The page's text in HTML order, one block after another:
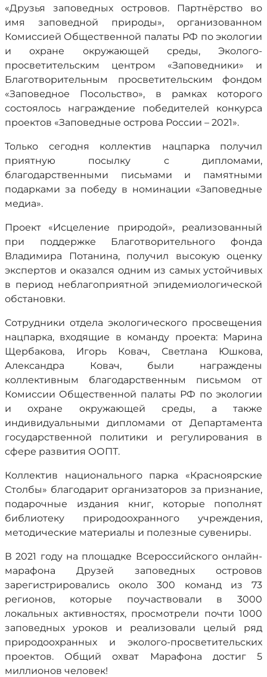
«Друзья заповедных островов. Партнёрство во
имя заповедной природы», организованном
Комиссией Общественной палаты РФ по экологии
и охране окружающей среды, Эколого-
просветительским центром «Заповедники» и
Благотворительным просветительским фондом
«Заповедное Посольство», в рамках которого
состоялось награждение победителей конкурса
проектов «Заповедные острова России – 2021».
Только сегодня коллектив нацпарка получил
приятную посылку с дипломами,
благодарственными письмами и памятными
подарками за победу в номинации «Заповедные
медиа».
Проект «Исцеление природой», реализованный
при поддержке Благотворительного фонда
Владимира Потанина, получил высокую оценку
экспертов и оказался одним из самых устойчивых
в период неблагоприятной эпидемиологической
обстановки.
Сотрудники отдела экологического просвещения
нацпарка, входящие в команду проекта: Марина
Щербакова, Игорь Ковач, Светлана Юшкова,
Александра Ковач, были награждены
коллективным благодарственным письмом от
Комиссии Общественной палаты РФ по экологии
и охране окружающей среды, а также
индивидуальными дипломами от Департамента
государственной политики и регулирования в
сфере развития ООПТ.
Коллектив национального парка «Красноярские
Столбы» благодарит организаторов за признание,
подарочные издания книг, которые пополнят
библиотеку природоохранного учреждения,
методические материалы и полезные сувениры.
В 2021 году на площадке Всероссийского онлайн-
марафона Друзей заповедных островов
зарегистрировались около 300 команд из 73
регионов, которые поучаствовали в 3000
локальных активностях, просмотрели почти 1000
заповедных уроков и реализовали целый ряд
природоохранных и эколого-просветительских
проектов. Общий охват Марафона достиг 5
миллионов человек!